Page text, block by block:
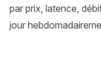
par prix, latence,
jour